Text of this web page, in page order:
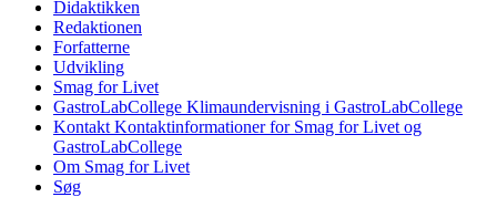
Didaktikken
Redaktionen
Forfatterne
Udvikling
Smag for Livet
GastroLabCollege Klimaundervisning i GastroLabCollege
Kontakt Kontaktinformationer for Smag for Livet og
GastroLabCollege
Om Smag for Livet
Søg